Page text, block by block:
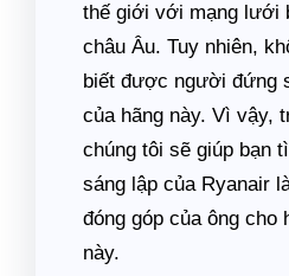
thế giới với mạng lưới
châu Âu. Tuy nhiên,
biết được người đứng
của hãng này. Vì vậy,
chúng tôi sẽ giúp bạn
sáng lập của Ryanair
đóng góp của ông cho
này.